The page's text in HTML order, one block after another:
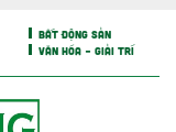
BẤT ĐỘNG SẢN
VĂN HÓA – GIẢI TRÍ